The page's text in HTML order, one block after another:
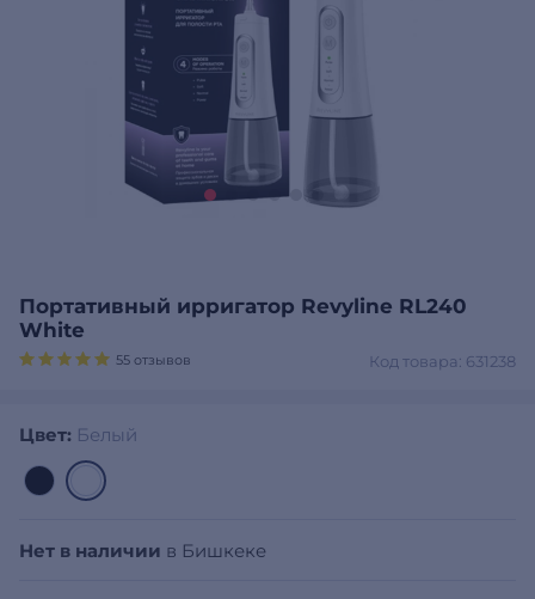
Портативный ирригатор Revyline RL240
White
Код товара: 631238
55 отзывов
Цвет: Белый
Нет в наличии в Бишкеке